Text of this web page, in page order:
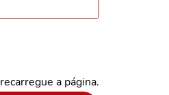
a página.